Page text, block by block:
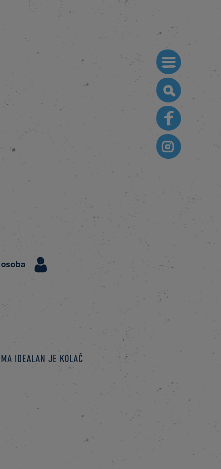
Search
for:
idealan je kolač